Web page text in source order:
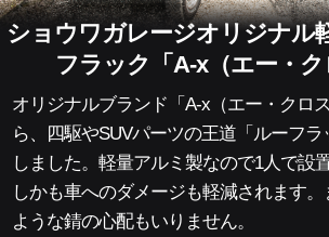
ショウワガレージオリジナル
フラック「A-x（エー・
オリジナルブランド「A-x（エー・クロ
ら、四駆やSUVパーツの王道「ルーフ
しました。軽量アルミ製なので1人で設
しかも車へのダメージも軽減されます
ような錆の心配もいりません。